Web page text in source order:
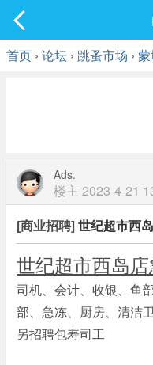
首页 › 论坛 › 跳蚤市场 ›
Ads.
楼主 2023-4-21
[商业招聘]世纪超市西
世纪超市西岛
司机、会计、收银、鱼
部、急冻、厨房、清洁
另招聘包寿司工